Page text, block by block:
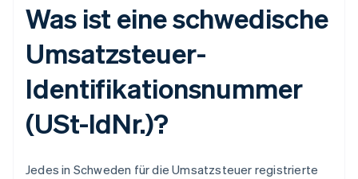
Was ist eine schwedische
Umsatzsteuer-
Identifikationsnummer
(USt-IdNr.)?
Jedes in Schweden für die Umsatzsteuer registrierte